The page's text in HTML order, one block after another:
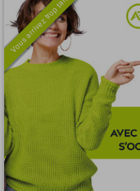
Vous arrivez trop tard